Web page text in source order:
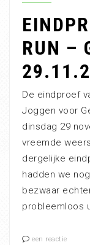
RUN –
De eindproef
Joggen voor
dinsdag 29
vreemde
dergelijke
hadden we
bezwaar
probleemloos
een reactie